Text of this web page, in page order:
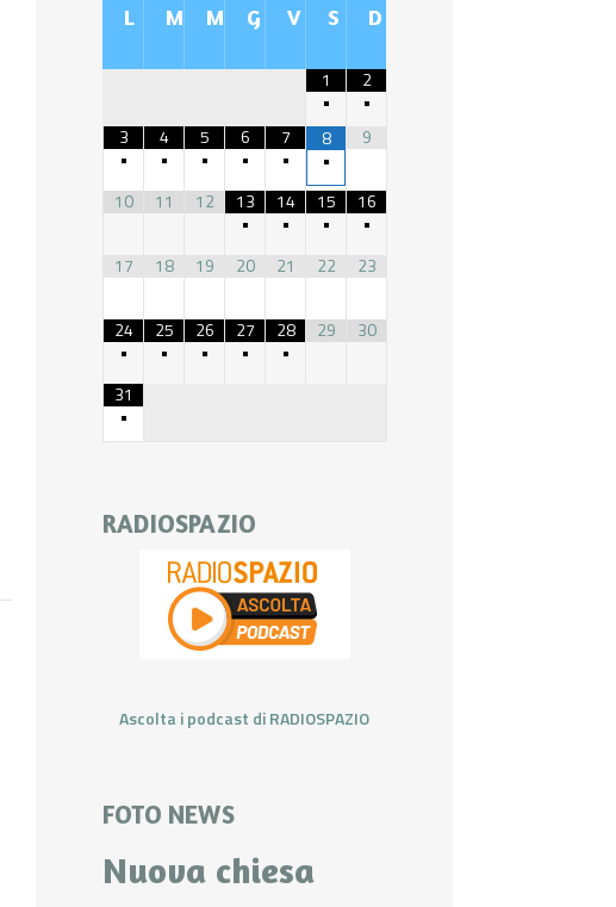
L M M G V S D
1
•
2
•
3
•
4
•
5
•
6
•
7
•
8
•
9
10 11 12
13
•
14
•
15
•
16
•
17
18 19 20 21 22 23
24
•
25
•
26
•
27
•
28
•
29 30
31
•
RADIOSPAZIO
Ascolta i podcast di RADIOSPAZIO
FOTO NEWS
Nuova chiesa